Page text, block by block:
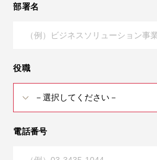
部署名
役職
電話番号